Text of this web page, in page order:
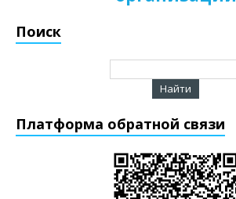
Поиск
Платформа обратной связи